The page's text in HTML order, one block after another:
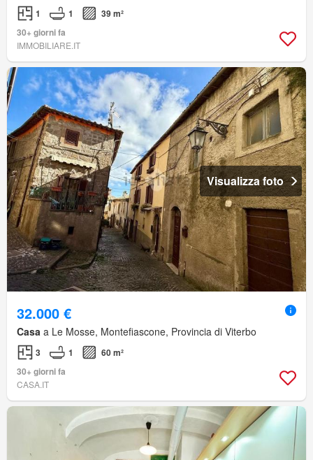
1 1
39 m²
30+ giorni fa
IMMOBILIARE.IT
Visualizza foto
32.000 €
Casa a Le Mosse, Montefiascone, Provincia di Viterbo
3 1
60 m²
30+ giorni fa
CASA.IT